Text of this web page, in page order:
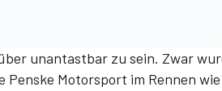
unantastbar zu sein. Zwar
Penske Motorsport im Rennen